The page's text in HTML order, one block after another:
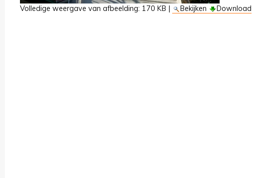
Volledige weergave van afbeelding: 170 KB | Bekijken Download